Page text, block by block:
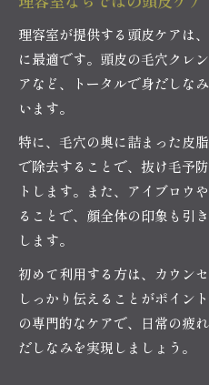
理容室が提供する頭皮ケアは
に最適です。頭皮の毛穴クレ
アなど、トータルで身だしな
います。
特に、毛穴の奥に詰まった皮
で除去することで、抜け毛予
トします。また、アイブロウ
ることで、顔全体の印象も引
します。
初めて利用する方は、カウン
しっかり伝えることがポイン
の専門的なケアで、日常の疲
だしなみを実現しましょう。